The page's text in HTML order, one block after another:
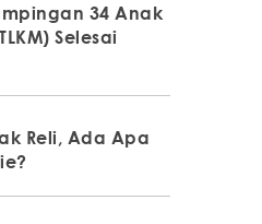
34 Anak
Selesai
Reli, Ada Apa